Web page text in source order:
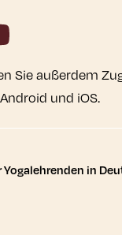
Sie außerdem
und iOS.
und
in